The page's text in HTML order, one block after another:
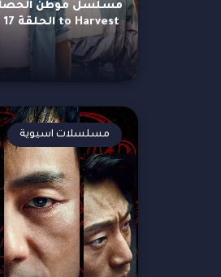
to Harvest الحلقة 17 مترجمة
مسلسلات اسيوية